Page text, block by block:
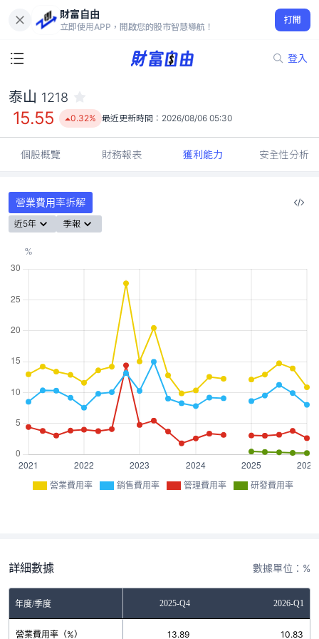
財富自由
立即使用APP，開啟您的股市智慧導航！
打開
登入
15.55
0.32%
泰山 1218
15.55 0.32% 最近更新時間： 2026/08/06 05:30
個股概覽 財務報表 獲利能力 安全性分析
營業費用率拆解
近5年 季報
營業費用率 銷售費用率 管理費用率 研發費用率
詳細數據 數據單位：%
年度/季度2025-Q3 2025-Q4 2026-Q1
營業費用率（%）
14.72 13.89 10.83